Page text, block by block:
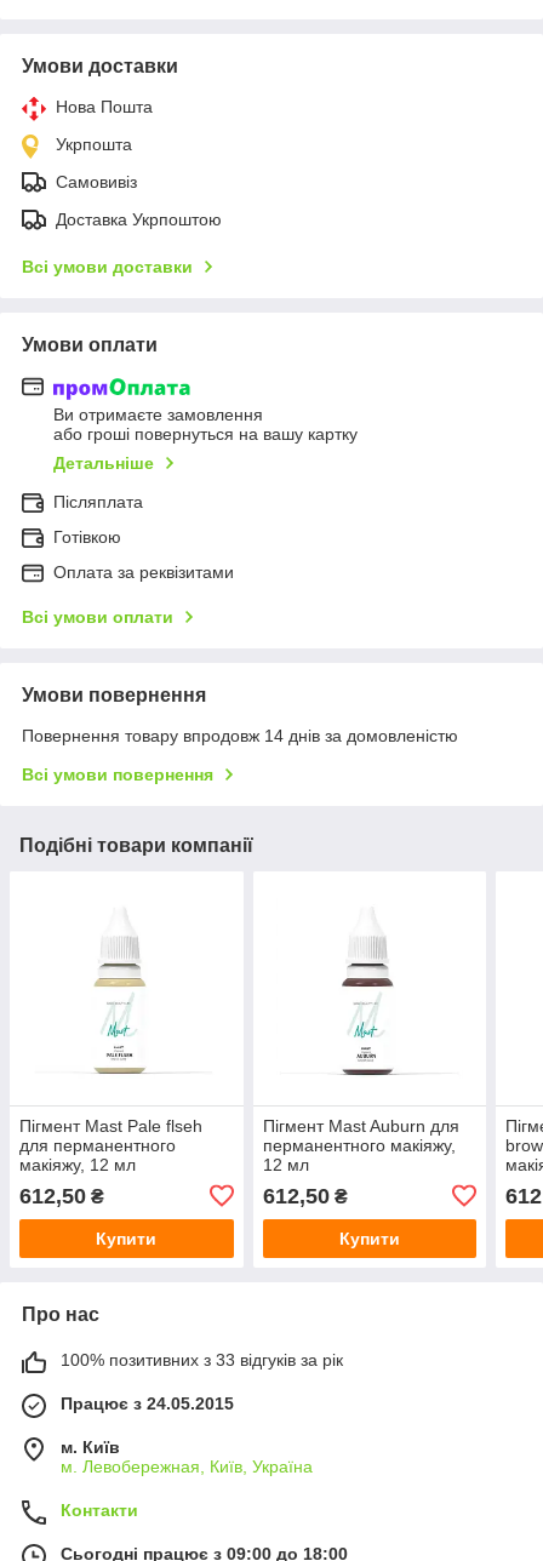
Умови доставки
Нова Пошта
Укрпошта
Самовивіз
Доставка Укрпоштою
Всі умови доставки
Умови оплати
Ви отримаєте замовлення
або гроші повернуться на вашу картку
Детальніше
Післяплата
Готівкою
Оплата за реквізитами
Всі умови оплати
Умови повернення
Повернення товару впродовж 14 днів за домовленістю
Всі умови повернення
Подібні товари компанії
Пігмент Mast Pale flseh
для перманентного
макіяжу, 12 мл
612,50 ₴
Купити
Пігмент Mast Auburn для
перманентного макіяжу,
12 мл
612,50₴
Купити
Про нас
100% позитивних з 33 відгуків за рік
Працює з 24.05.2015
м. Київ
м. Левобережная, Київ, Україна
Контакти
Сьогодні працює з 09:00 до 18:00